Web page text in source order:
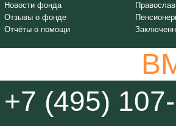
Новости фонда
Отзывы о фонде
Отчёты о помощи
+7 (495)